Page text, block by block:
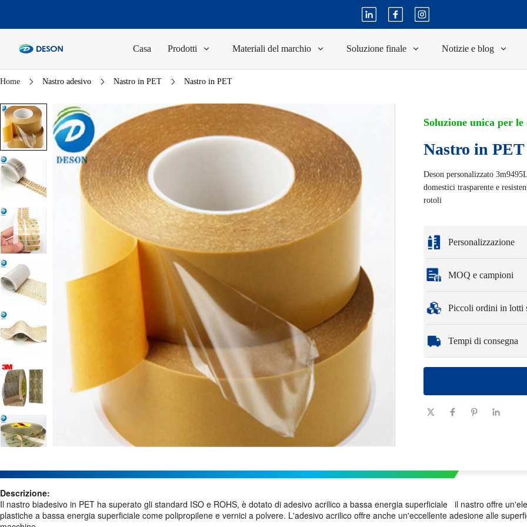
Casa Prodotti Materiali del marchio Soluzione finale Notizie e blog
Home Nastro adesivo Nastro in PET Nastro in PET
Soluzione unica per
Nastro in PET
Deson personalizzato
domestici trasparente e
rotoli
Personalizzazione
Le opzioni di
imballaggio e logo.
MOQ e campioni
Campioni: i campioni
spese logistiche.
Piccoli ordini in lotti
ottenere i prodotti di
Tempi di consegna
Tempi di
Descrizione:
Il nastro biadesivo in PET ha superato gli standard ISO e ROHS, è dotato di adesivo acrilico a bassa energia superficiale il nastro offre
plastiche a bassa energia superficiale come polipropilene e vernici a polvere. L'adesivo acrilico offre anche un'eccellente adesione alle